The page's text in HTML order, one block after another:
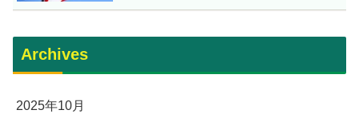
Archives
2025年10月